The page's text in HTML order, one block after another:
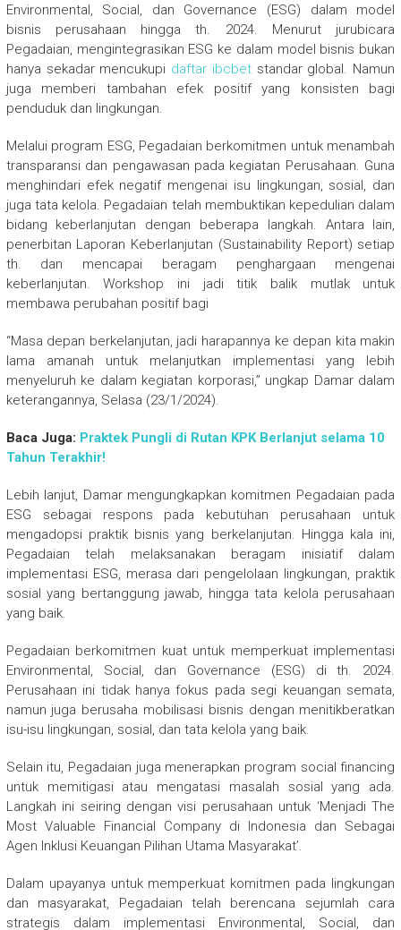
Environmental, Social, dan Governance (ESG) dalam model
bisnis perusahaan hingga th. 2024. Menurut jurubicara
Pegadaian, mengintegrasikan ESG ke dalam model bisnis bukan
hanya sekadar mencukupi daftar ibcbetstandar global. Namun
juga memberi tambahan efek positif yang konsisten bagi
penduduk dan lingkungan.
Melalui program ESG, Pegadaian berkomitmen untuk menambah
transparansi dan pengawasan pada kegiatan Perusahaan. Guna
menghindari efek negatif mengenai isu lingkungan, sosial, dan
juga tata kelola. Pegadaian telah membuktikan kepedulian dalam
bidang keberlanjutan dengan beberapa langkah. Antara lain,
penerbitan Laporan Keberlanjutan (Sustainability Report) setiap
th. dan mencapai beragam penghargaan mengenai
keberlanjutan. Workshop ini jadi titik balik mutlak untuk
membawa perubahan positif bagi
“Masa depan berkelanjutan, jadi harapannya ke depan kita makin
lama amanah untuk melanjutkan implementasi yang lebih
menyeluruh ke dalam kegiatan korporasi,” ungkap Damar dalam
keterangannya, Selasa (23/1/2024).
Baca Juga: Praktek Pungli di Rutan KPK Berlanjut selama 10
Tahun Terakhir!
Lebih lanjut, Damar mengungkapkan komitmen Pegadaian pada
ESG sebagai respons pada kebutuhan perusahaan untuk
mengadopsi praktik bisnis yang berkelanjutan. Hingga kala ini,
Pegadaian telah melaksanakan beragam inisiatif dalam
implementasi ESG, merasa dari pengelolaan lingkungan, praktik
sosial yang bertanggung jawab, hingga tata kelola perusahaan
yang baik.
Pegadaian berkomitmen kuat untuk memperkuat implementasi
Environmental, Social, dan Governance (ESG) di th. 2024.
Perusahaan ini tidak hanya fokus pada segi keuangan semata,
namun juga berusaha mobilisasi bisnis dengan menitikberatkan
isu-isu lingkungan, sosial, dan tata kelola yang baik.
Selain itu, Pegadaian juga menerapkan program social financing
untuk memitigasi atau mengatasi masalah sosial yang ada.
Langkah ini seiring dengan visi perusahaan untuk ‘Menjadi The
Most Valuable Financial Company di Indonesia dan Sebagai
Agen Inklusi Keuangan Pilihan Utama Masyarakat’.
Dalam upayanya untuk memperkuat komitmen pada lingkungan
dan masyarakat, Pegadaian telah berencana sejumlah cara
strategis dalam implementasi Environmental, Social, dan